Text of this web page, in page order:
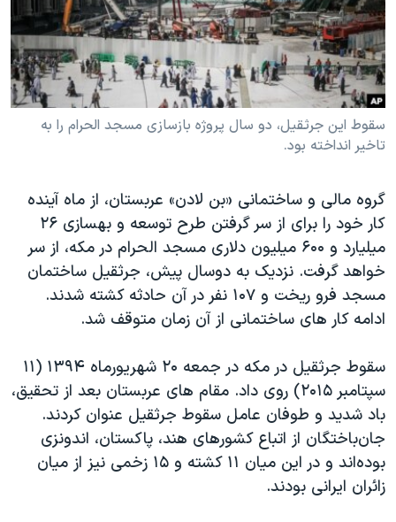
حقوق شهروندی
اقتصادی
علم و فناوری
اسرائیل در جنگ
گالری عکس
انتخابات ریاست جمهوری آمریکا ۲۰۲۴
حمله جمهوری اسلامی به اسرائیل
رمز مهسا
ورزش زنان در ایران
اعتراضات زن، زندگی، آزادی
تریبونال مردمی آبان ۹۸
دادگاه حمید نوری
چهل سال گروگان‌گیری
قانون شفافیت دارائی کادر رهبری ایران
اسرائیل در جنگ
نرگس محمدی برنده جایزه نوبل صلح
همایش محافظه‌کاران آمریکا «سی‌پک»
صفحه‌های ویژه
سفر پرزیدنت ترامپ به چین
زبانهای مختلف
سقوط این جرثقیل، دو سال پروژه بازسازی مسجد الحرام را به
تاخیر انداخته بود.
گروه مالی و ساختمانی «بن لادن» عربستان، از ماه آینده
کار خود را برای از سر گرفتن طرح توسعه و بهسازی ۲۶
میلیارد و ۶۰۰ میلیون دلاری مسجد الحرام در مکه، از سر
خواهد گرفت. نزدیک به دوسال پیش، جرثقیل ساختمان
مسجد فرو ریخت و ۱۰۷ نفر در آن حادثه کشته شدند.
ادامه کار های ساختمانی از آن زمان متوقف شد.
سقوط جرثقیل در مکه در جمعه ۲۰ شهریورماه ۱۳۹۴ (۱۱
سپتامبر ۲۰۱۵) روی داد. مقام های عربستان بعد از تحقیق،
باد شدید و طوفان عامل سقوط جرثقیل عنوان کردند.
جان‌باختگان از اتباع کشورهای هند، پاکستان، اندونزی
بوده‌اند و در این میان ۱۱ کشته و ۱۵ زخمی نیز از میان
زائران ایرانی بودند.